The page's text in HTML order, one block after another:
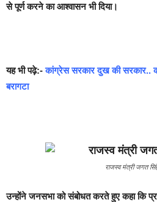
से पूर्ण करने का आश्वासन भी दिया।
यह भी पढ़े:-कांग्रेस सरकार दुख की सरकार..
बरागटा
राजस्व मंत्री जगत
उन्होंने जनसभा को संबोधत करते हुए कहा कि